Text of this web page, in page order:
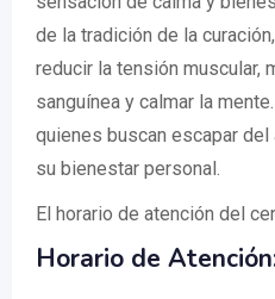
de la tradición de la
reducir la tensión muscular,
sanguínea y calmar la
quienes buscan escapar
su bienestar personal.
El horario de atención del
Horario de